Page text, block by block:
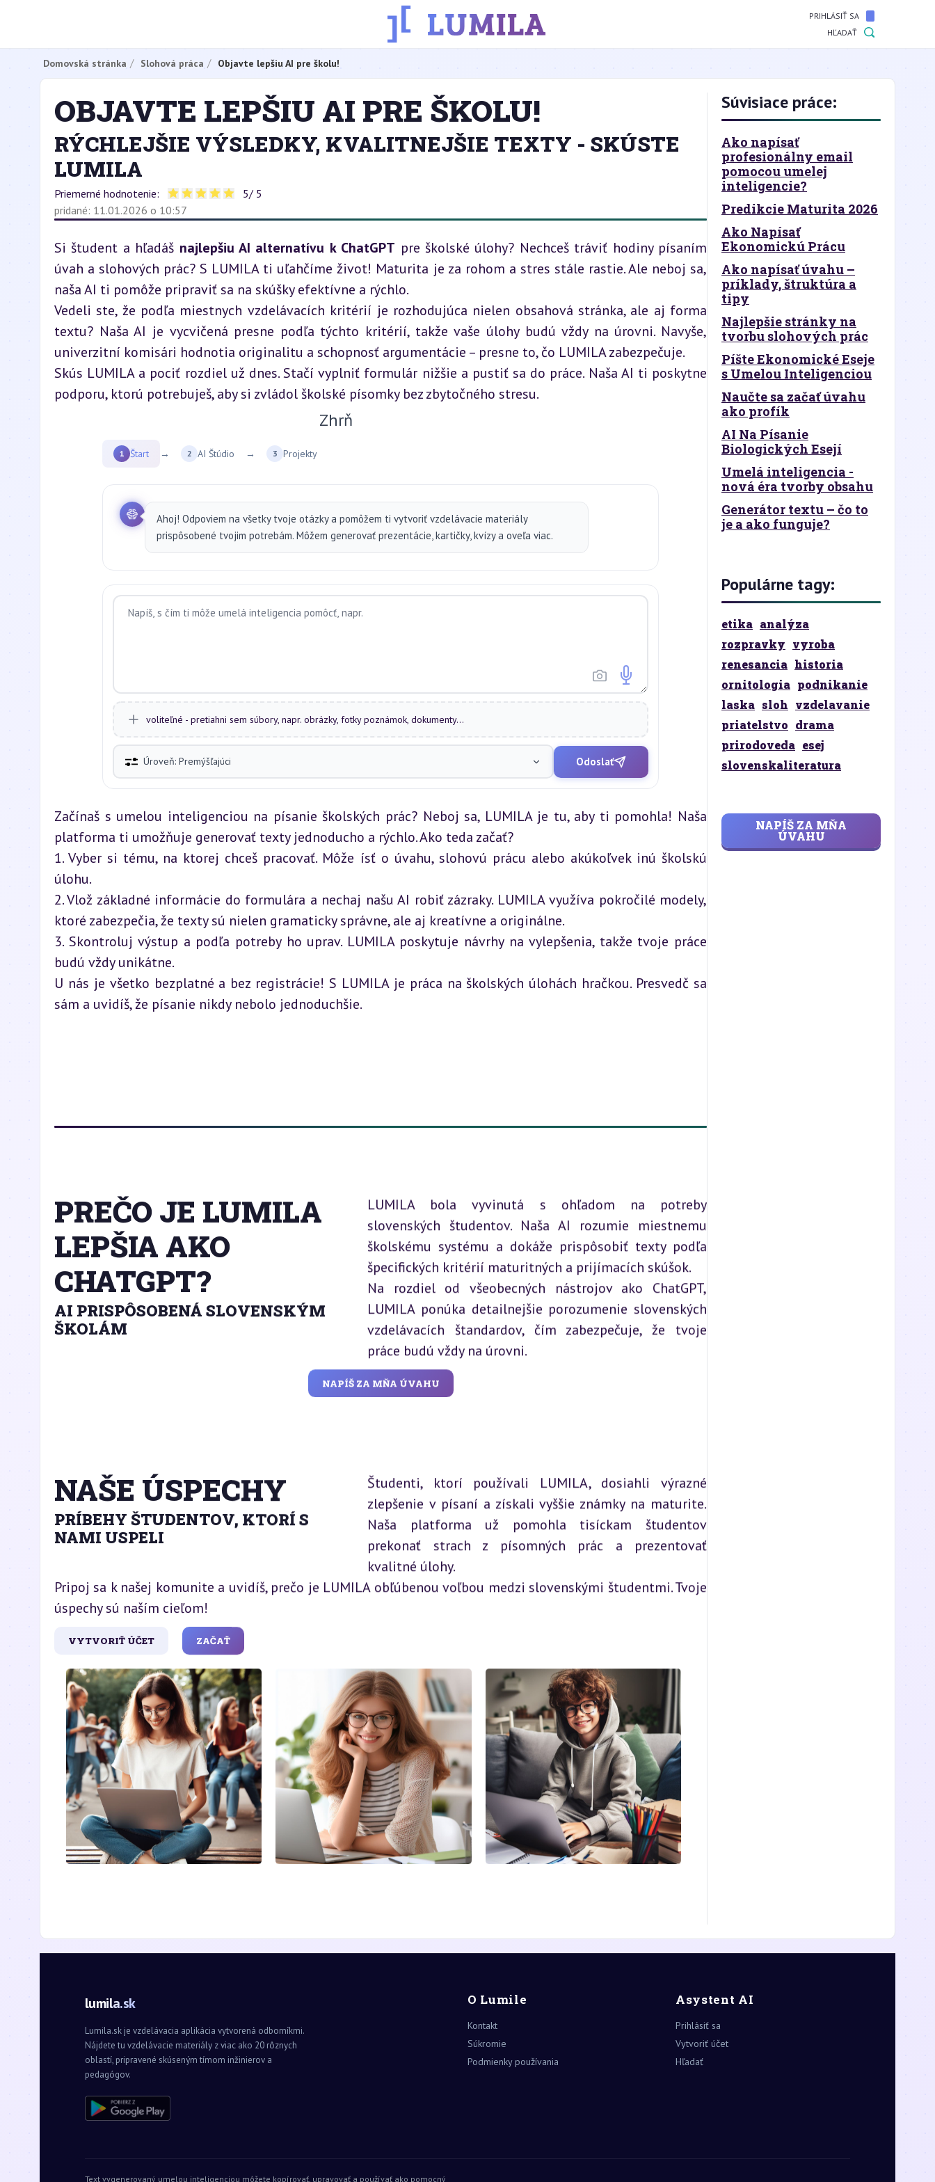
PRIHLÁSIŤ SA
HĽADAŤ
Domovská stránka Slohová práca Objavte lepšiu AI pre školu!
OBJAVTE LEPŠIU AI PRE ŠKOLU!
RÝCHLEJŠIE VÝSLEDKY, KVALITNEJŠIE TEXTY - SKÚSTE
LUMILA
Priemerné hodnotenie: 5/ 5
pridané: 11.01.2026 o 10:57
Si študent a hľadáš najlepšiu AI alternatívu k ChatGPT pre školské úlohy? Nechceš tráviť hodiny písaním
úvah a slohových prác? S LUMILA ti uľahčíme život! Maturita je za rohom a stres stále rastie. Ale neboj sa,
naša AI ti pomôže pripraviť sa na skúšky efektívne a rýchlo.
Vedeli ste, že podľa miestnych vzdelávacích kritérií je rozhodujúca nielen obsahová stránka, ale aj forma
textu? Naša AI je vycvičená presne podľa týchto kritérií, takže vaše úlohy budú vždy na úrovni. Navyše,
univerzitní komisári hodnotia originalitu a schopnosť argumentácie – presne to, čo LUMILA zabezpečuje.
Skús LUMILA a pociť rozdiel už dnes. Stačí vyplniť formulár nižšie a pustiť sa do práce. Naša AI ti poskytne
podporu, ktorú potrebuješ, aby si zvládol školské písomky bez zbytočného stresu.
Zhrň
1 Štart → 2 AI Štúdio → 3 Projekty
Ahoj! Odpoviem na všetky tvoje otázky a pomôžem ti vytvoriť vzdelávacie materiály
prispôsobené tvojim potrebám. Môžem generovať prezentácie, kartičky, kvízy a oveľa viac.
voliteľné - pretiahni sem súbory, napr. obrázky, fotky poznámok, dokumenty...
Úroveň: Premýšľajúci Odoslať
Začínaš s umelou inteligenciou na písanie školských prác? Neboj sa, LUMILA je tu, aby ti pomohla! Naša
platforma ti umožňuje generovať texty jednoducho a rýchlo. Ako teda začať?
1. Vyber si tému, na ktorej chceš pracovať. Môže ísť o úvahu, slohovú prácu alebo akúkoľvek inú školskú
úlohu.
2. Vlož základné informácie do formulára a nechaj našu AI robiť zázraky. LUMILA využíva pokročilé modely,
ktoré zabezpečia, že texty sú nielen gramaticky správne, ale aj kreatívne a originálne.
3. Skontroluj výstup a podľa potreby ho uprav. LUMILA poskytuje návrhy na vylepšenia, takže tvoje práce
budú vždy unikátne.
U nás je všetko bezplatné a bez registrácie! S LUMILA je práca na školských úlohách hračkou. Presvedč sa
sám a uvidíš, že písanie nikdy nebolo jednoduchšie.
PREČO JE LUMILA
LEPŠIA AKO
CHATGPT?
AI PRISPÔSOBENÁ SLOVENSKÝM
ŠKOLÁM
LUMILA bola vyvinutá s ohľadom na potreby
slovenských študentov. Naša AI rozumie miestnemu
školskému systému a dokáže prispôsobiť texty podľa
špecifických kritérií maturitných a prijímacích skúšok.
Na rozdiel od všeobecných nástrojov ako ChatGPT,
LUMILA ponúka detailnejšie porozumenie slovenských
vzdelávacích štandardov, čím zabezpečuje, že tvoje
práce budú vždy na úrovni.
NAPÍŠ ZA MŇA ÚVAHU
NAŠE ÚSPECHY
PRÍBEHY ŠTUDENTOV, KTORÍ S
NAMI USPELI
Študenti, ktorí používali LUMILA, dosiahli výrazné
zlepšenie v písaní a získali vyššie známky na maturite.
Naša platforma už pomohla tisíckam študentov
prekonať strach z písomných prác a prezentovať
kvalitné úlohy.
Pripoj sa k našej komunite a uvidíš, prečo je LUMILA obľúbenou voľbou medzi slovenskými študentmi. Tvoje
úspechy sú naším cieľom!
VYTVORIŤ ÚČET ZAČAŤ
Súvisiace práce:
Ako napísať
profesionálny email
pomocou umelej
inteligencie?
Predikcie Maturita 2026
Ako Napísať
Ekonomickú Prácu
Ako napísať úvahu –
príklady, štruktúra a
tipy
Najlepšie stránky na
tvorbu slohových prác
Píšte Ekonomické Eseje
s Umelou Inteligenciou
Naučte sa začať úvahu
ako profík
AI Na Písanie
Biologických Esejí
Umelá inteligencia -
nová éra tvorby obsahu
Generátor textu – čo to
je a ako funguje?
Populárne tagy:
etika analýza
rozpravky vyroba
renesancia historia
ornitologia podnikanie
laska sloh vzdelavanie
priatelstvo drama
prirodoveda esej
slovenskaliteratura
NAPÍŠ ZA MŇA
ÚVAHU
lumila.sk
Lumila.sk je vzdelávacia aplikácia vytvorená odborníkmi.
Nájdete tu vzdelávacie materiály z viac ako 20 rôznych
oblastí, pripravené skúseným tímom inžinierov a
pedagógov.
O Lumile
Kontakt
Súkromie
Podmienky používania
Asystent AI
Prihlásiť sa
Vytvoriť účet
Hľadať
Text vygenerovaný umelou inteligenciou môžete kopírovať, upravovať a používať ako pomocný